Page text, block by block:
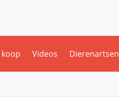
koop Videos Dierenartsen